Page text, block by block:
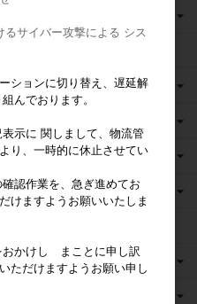
ェルデント)
るサイバー攻撃による シス
ションに切り替え、遅延解
んでおります。
示に 関しまして、物流管
り、一時的に休止させてい
認作業を、急ぎ進めてお
けますようお願いいたしま
おかけし まことに申し訳
ただけますようお願い申し